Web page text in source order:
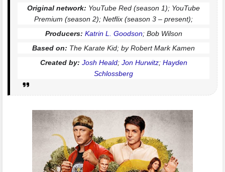
Original network: YouTube Red (season 1); YouTube
Premium (season 2); Netflix (season 3 – present);
Producers: Katrin L. Goodson; Bob Wilson
Based on: The Karate Kid; by Robert Mark Kamen
Created by: Josh Heald; Jon Hurwitz; Hayden
Schlossberg